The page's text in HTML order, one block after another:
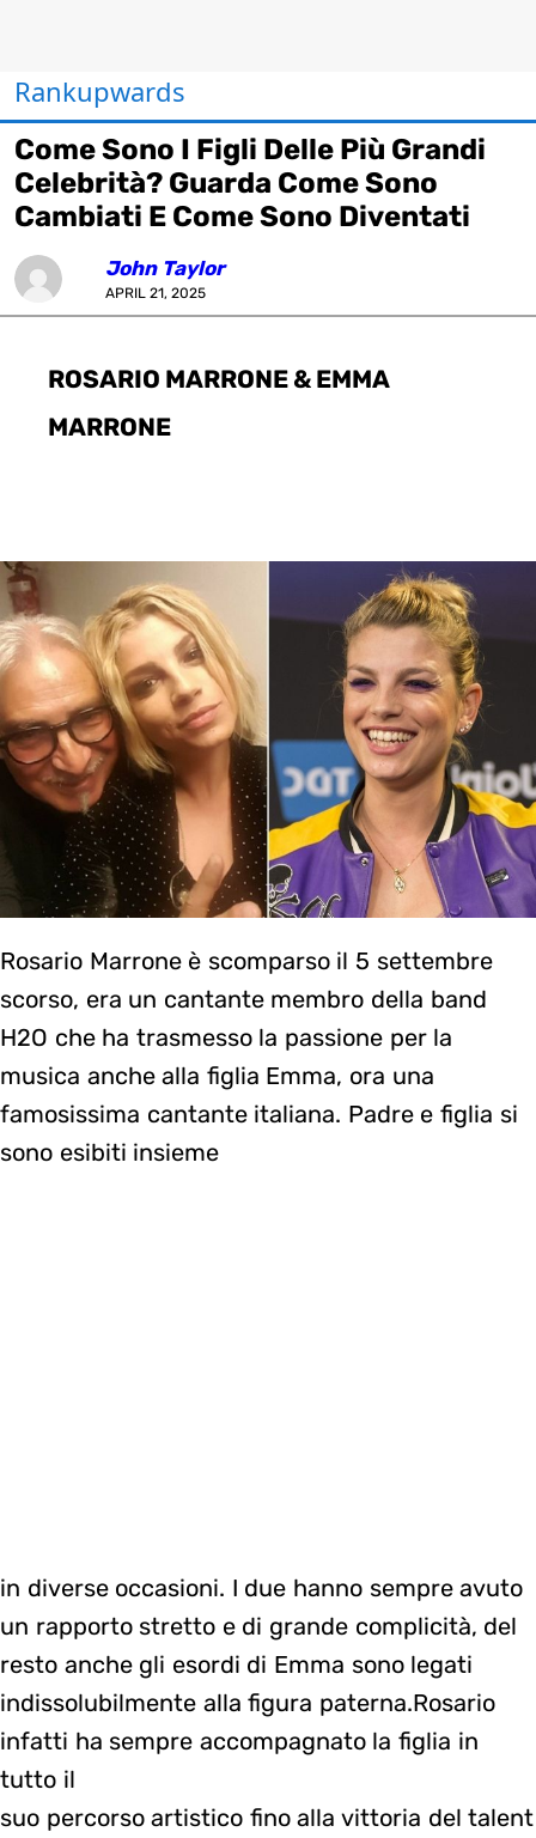
Rankupwards
Come Sono I Figli Delle Più Grandi
Celebrità? Guarda Come Sono
Cambiati E Come Sono Diventati
John Taylor
APRIL 21, 2025
ROSARIO MARRONE & EMMA
MARRONE
Rosario Marrone è scomparso il 5 settembre
scorso, era un cantante membro della band
H2O che ha trasmesso la passione per la
musica anche alla figlia Emma, ora una
famosissima cantante italiana. Padre e figlia si
sono esibiti insieme
in diverse occasioni. I due hanno sempre avuto
un rapporto stretto e di grande complicità, del
resto anche gli esordi di Emma sono legati
indissolubilmente alla figura paterna.Rosario
infatti ha sempre accompagnato la figlia in
tutto il
suo percorso artistico fino alla vittoria del talent